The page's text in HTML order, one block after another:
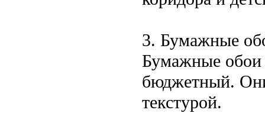
3. Бумажные
Бумажные обои
бюджетный.
текстурой.